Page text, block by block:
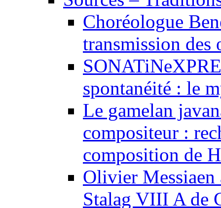
Choréologue
transmission des
spontanéité : le
Le gamelan
compositeur :
composition de
Olivier Messiaen
Stalag VIII A de